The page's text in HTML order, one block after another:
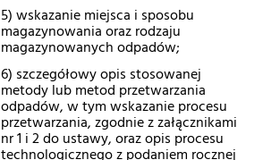
5) wskazanie miejsca i sposobu
magazynowania oraz rodzaju
magazynowanych odpadów;
6) szczegółowy opis stosowanej
metody lub metod przetwarzania
odpadów, w tym wskazanie procesu
przetwarzania, zgodnie z załącznikami
nr 1 i 2 do ustawy, oraz opis procesu